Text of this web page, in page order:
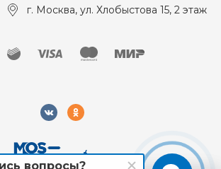
г. Москва, ул. Хлобыстова 15, 2 этаж
вопросы?